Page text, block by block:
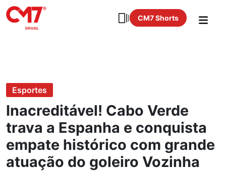
CM7 Shorts
Esportes
Inacreditável! Cabo Verde
trava a Espanha e conquista
empate histórico com grande
atuação do goleiro Vozinha